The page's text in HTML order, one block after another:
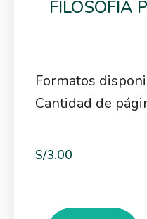
FILOSOFÍA
Formatos
Cantidad de
S/3.00